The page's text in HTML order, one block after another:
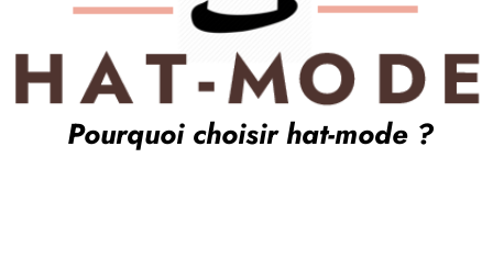
Pourquoi choisir hat-mode ?